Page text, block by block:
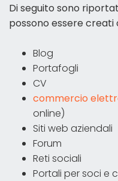
Di seguito sono
possono essere creati
Blog
Portafogli
CV
commercio
online)
Siti web aziendali
Forum
Reti sociali
Portali per soci e